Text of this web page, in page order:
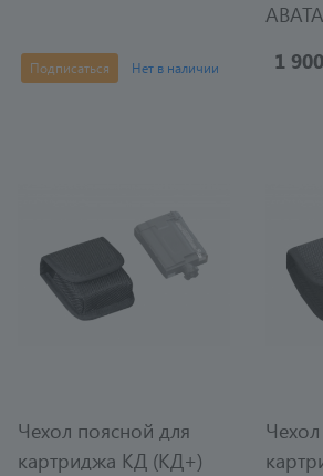
Подписаться Нет в наличии
1
Чехол поясной для
картриджа КД (КД+)